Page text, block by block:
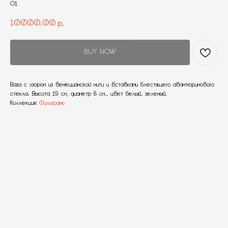
О1
10000,00 р.
BUY NOW
Ваза с узором из венецианской нити и вставками блестящего авантюринового
стекла. Высота 19 см, диаметр 8 см., цвет белый, зеленый.
Коллекция: Филигрань